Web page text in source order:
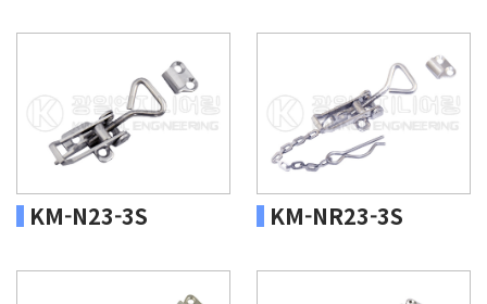
KM-N23-3S KM-NR23-3S